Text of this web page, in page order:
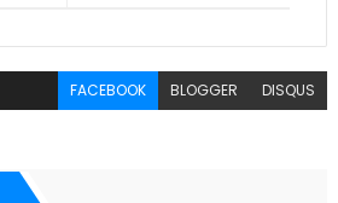
FACEBOOK BLOGGER DISQUS